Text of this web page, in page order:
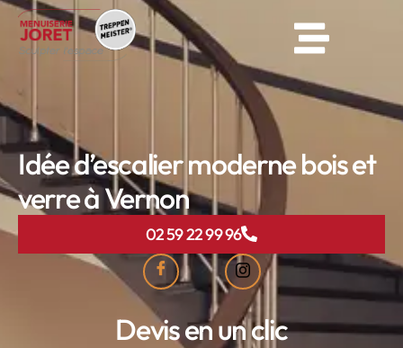
Idée d’escalier moderne bois et
verre à Vernon
02 59 22 99 96
Devis en un clic